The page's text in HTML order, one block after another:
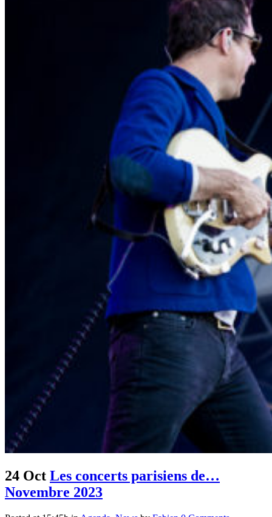
24 Oct Les concerts parisiens de…
Novembre 2023